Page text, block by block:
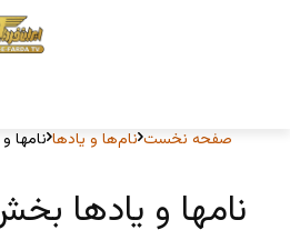
صفحه نخست نام‌ها و یادها نامها
نامها و یادها